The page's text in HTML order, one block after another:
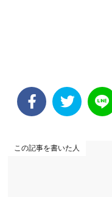
この記事を書いた人